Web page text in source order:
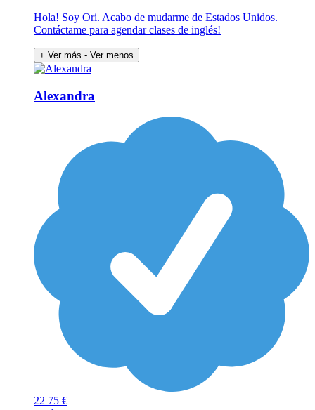
Hola! Soy Ori. Acabo de mudarme de Estados Unidos.
Contáctame para agendar clases de inglés!
+ Ver más - Ver menos
Alexandra
22 75 €